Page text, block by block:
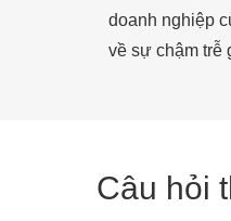
doanh nghiệp
về sự chậm trễ
Câu hỏi